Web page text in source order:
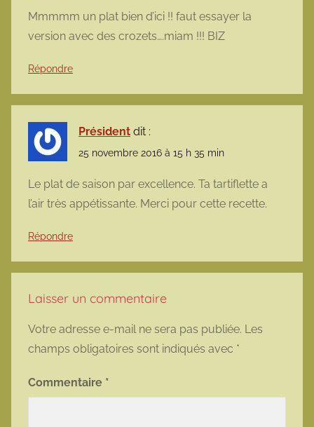
Mmmmm un plat bien d’ici !! faut essayer la
version avec des crozets….miam !!! BIZ
Répondre
Président dit :
25 novembre 2016 à 15 h 35 min
Le plat de saison par excellence. Ta tartiflette a
l’air très appétissante. Merci pour cette recette.
Répondre
Laisser un commentaire
Votre adresse e-mail ne sera pas publiée. Les
champs obligatoires sont indiqués avec *
Commentaire *